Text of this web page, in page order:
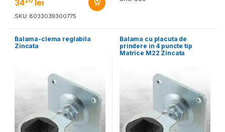
34 lei
SKU: 8033039300775
Balama-clema reglabila
Zincata
Balama cu placuta de
prindere in 4 puncte tip
Matrice M22 Zincata